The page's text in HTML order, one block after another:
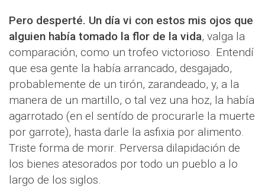
Pero desperté. Un día vi con estos mis ojos que
alguien había tomado la flor de la vida, valga la
comparación, como un trofeo victorioso. Entendí
que esa gente la había arrancado, desgajado,
probablemente de un tirón, zarandeado, y, a la
manera de un martillo, o tal vez una hoz, la había
agarrotado (en el sentído de procurarle la muerte
por garrote), hasta darle la asfixia por alimento.
Triste forma de morir. Perversa dilapidación de
los bienes atesorados por todo un pueblo a lo
largo de los siglos.